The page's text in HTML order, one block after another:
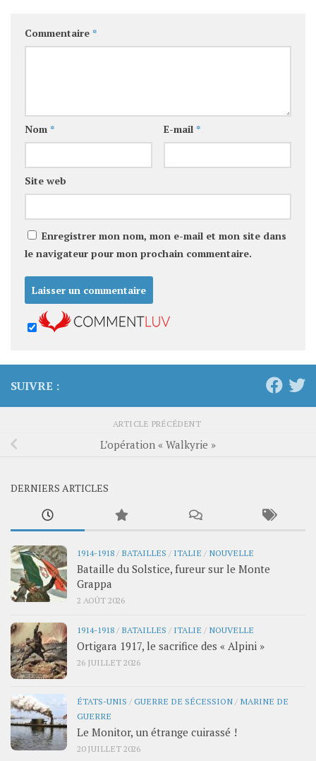
Commentaire *
Nom * E-mail *
Site web
Enregistrer mon nom, mon e-mail et mon site dans
le navigateur pour mon prochain commentaire.
SUIVRE :
ARTICLE PRÉCÉDENT
L’opération « Walkyrie »
DERNIERS ARTICLES
1914-1918 / BATAILLES / ITALIE / NOUVELLE
Bataille du Solstice, fureur sur le Monte
Grappa
2 AOÛT 2026
1914-1918 / BATAILLES / ITALIE / NOUVELLE
Ortigara 1917, le sacrifice des « Alpini »
26 JUILLET 2026
ÉTATS-UNIS /GUERRE DE SÉCESSION / MARINE DE
GUERRE
Le Monitor, un étrange cuirassé !
20 JUILLET 2026